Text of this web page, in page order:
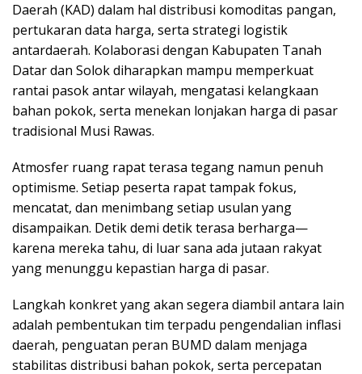
Daerah (KAD) dalam hal distribusi komoditas pangan,
pertukaran data harga, serta strategi logistik
antardaerah. Kolaborasi dengan Kabupaten Tanah
Datar dan Solok diharapkan mampu memperkuat
rantai pasok antar wilayah, mengatasi kelangkaan
bahan pokok, serta menekan lonjakan harga di pasar
tradisional Musi Rawas.
Atmosfer ruang rapat terasa tegang namun penuh
optimisme. Setiap peserta rapat tampak fokus,
mencatat, dan menimbang setiap usulan yang
disampaikan. Detik demi detik terasa berharga—
karena mereka tahu, di luar sana ada jutaan rakyat
yang menunggu kepastian harga di pasar.
Langkah konkret yang akan segera diambil antara lain
adalah pembentukan tim terpadu pengendalian inflasi
daerah, penguatan peran BUMD dalam menjaga
stabilitas distribusi bahan pokok, serta percepatan